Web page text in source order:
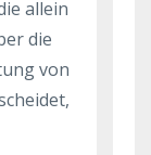
allein
die
von